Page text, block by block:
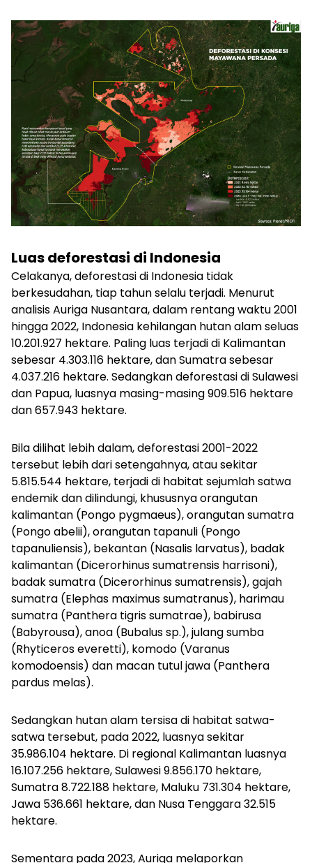
Luas deforestasi di Indonesia
Celakanya, deforestasi di Indonesia tidak
berkesudahan, tiap tahun selalu terjadi. Menurut
analisis Auriga Nusantara, dalam rentang waktu 2001
hingga 2022, Indonesia kehilangan hutan alam seluas
10.201.927 hektare. Paling luas terjadi di Kalimantan
sebesar 4.303.116 hektare, dan Sumatra sebesar
4.037.216 hektare. Sedangkan deforestasi di Sulawesi
dan Papua, luasnya masing-masing 909.516 hektare
dan 657.943 hektare.
Bila dilihat lebih dalam, deforestasi 2001-2022
tersebut lebih dari setengahnya, atau sekitar
5.815.544 hektare, terjadi di habitat sejumlah satwa
endemik dan dilindungi, khususnya orangutan
kalimantan (Pongo pygmaeus), orangutan sumatra
(Pongo abelii), orangutan tapanuli (Pongo
tapanuliensis), bekantan (Nasalis larvatus), badak
kalimantan (Dicerorhinus sumatrensis harrisoni),
badak sumatra (Dicerorhinus sumatrensis), gajah
sumatra (Elephas maximus sumatranus), harimau
sumatra (Panthera tigris sumatrae), babirusa
(Babyrousa), anoa (Bubalus sp.), julang sumba
(Rhyticeros everetti), komodo (Varanus
komodoensis) dan macan tutul jawa (Panthera
pardus melas).
Sedangkan hutan alam tersisa di habitat satwa-
satwa tersebut, pada 2022, luasnya sekitar
35.986.104 hektare. Di regional Kalimantan luasnya
16.107.256 hektare, Sulawesi 9.856.170 hektare,
Sumatra 8.722.188 hektare, Maluku 731.304 hektare,
Jawa 536.661 hektare, dan Nusa Tenggara 32.515
hektare.
Sementara pada 2023, Auriga melaporkan